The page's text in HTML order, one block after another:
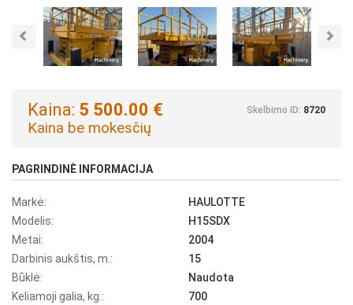
Previous
Kaina: 5 500.00 €
Kaina be mokesčių
Skelbimo ID: 8720
PAGRINDINĖ INFORMACIJA
Markė:
HAULOTTE
Modelis:
H15SDX
Metai:
2004
Darbinis aukštis, m.:
15
Būklė:
Naudota
Keliamoji galia, kg.:
700